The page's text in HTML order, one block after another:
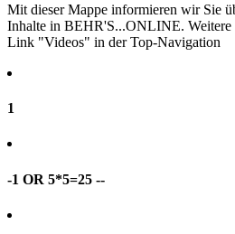
Mit dieser Mappe informieren wir Sie
Inhalte in BEHR'S...ONLINE. Weitere
Link "Videos" in der Top-Navigation
1
-1 OR 5*5=25 --